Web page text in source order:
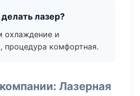
лазер?
охлаждение и
процедура комфортная.
Лазерная